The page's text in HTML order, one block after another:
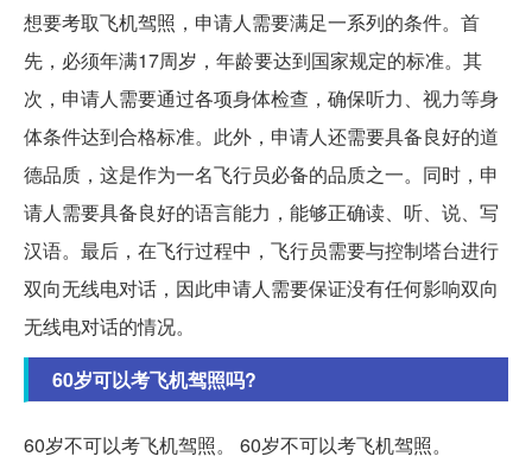
想要考取飞机驾照，申请人需要满足一系列的条件。首
先，必须年满17周岁，年龄要达到国家规定的标准。其
次，申请人需要通过各项身体检查，确保听力、视力等身
体条件达到合格标准。此外，申请人还需要具备良好的道
德品质，这是作为一名飞行员必备的品质之一。同时，申
请人需要具备良好的语言能力，能够正确读、听、说、写
汉语。最后，在飞行过程中，飞行员需要与控制塔台进行
双向无线电对话，因此申请人需要保证没有任何影响双向
无线电对话的情况。
60岁可以考飞机驾照吗?
60岁不可以考飞机驾照。 60岁不可以考飞机驾照。